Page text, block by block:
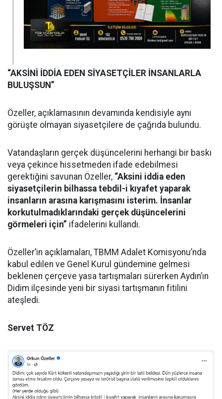
“AKSİNİ İDDİA EDEN SİYASETÇİLER İNSANLARLA
BULUŞSUN”
Özeller, açıklamasının devamında kendisiyle aynı
görüşte olmayan siyasetçilere de çağrıda bulundu.
Vatandaşların gerçek düşüncelerini herhangi bir baskı
veya çekince hissetmeden ifade edebilmesi
gerektiğini savunan Özeller, “Aksini iddia eden
siyasetçilerin bilhassa tebdil-i kıyafet yaparak
insanların arasına karışmasını isterim. İnsanlar
korkutulmadıklarındaki gerçek düşüncelerini
görmeleri için” ifadelerini kullandı.
Özeller’in açıklamaları, TBMM Adalet Komisyonu’nda
kabul edilen ve Genel Kurul gündemine gelmesi
beklenen çerçeve yasa tartışmaları sürerken Aydın’ın
Didim ilçesinde yeni bir siyasi tartışmanın fitilini
ateşledi.
Servet TÖZ